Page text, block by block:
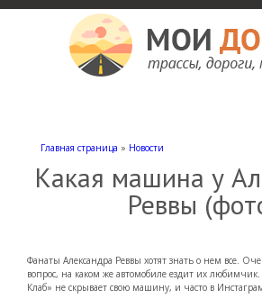
Главная страница » Новости
Какая машина у
Реввы
Фанаты Александра Реввы хотят знать о нем все.
вопрос, на каком же автомобиле ездит их
Клаб» не скрывает свою машину, и часто в